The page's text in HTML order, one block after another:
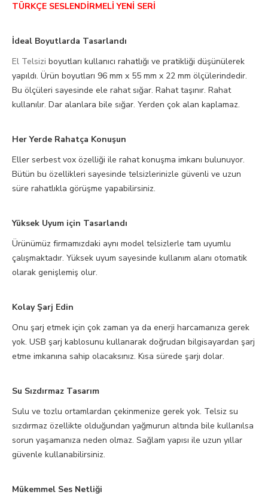
TÜRKÇE SESLENDİRMELİ YENİ SERİ
İdeal Boyutlarda Tasarlandı
El Telsizi boyutları kullanıcı rahatlığı ve pratikliği düşünülerek
yapıldı. Ürün boyutları 96 mm x 55 mm x 22 mm ölçülerindedir.
Bu ölçüleri sayesinde ele rahat sığar. Rahat taşınır. Rahat
kullanılır. Dar alanlara bile sığar. Yerden çok alan kaplamaz.
Her Yerde Rahatça Konuşun
Eller serbest vox özelliği ile rahat konuşma imkanı bulunuyor.
Bütün bu özellikleri sayesinde telsizlerinizle güvenli ve uzun
süre rahatlıkla görüşme yapabilirsiniz.
Yüksek Uyum için Tasarlandı
Ürünümüz firmamızdaki aynı model telsizlerle tam uyumlu
çalışmaktadır. Yüksek uyum sayesinde kullanım alanı otomatik
olarak genişlemiş olur.
Kolay Şarj Edin
Onu şarj etmek için çok zaman ya da enerji harcamanıza gerek
yok. USB şarj kablosunu kullanarak doğrudan bilgisayardan şarj
etme imkanına sahip olacaksınız. Kısa sürede şarjı dolar.
Su Sızdırmaz Tasarım
Sulu ve tozlu ortamlardan çekinmenize gerek yok. Telsiz su
sızdırmaz özellikte olduğundan yağmurun altında bile kullanılsa
sorun yaşamanıza neden olmaz. Sağlam yapısı ile uzun yıllar
güvenle kullanabilirsiniz.
Mükemmel Ses Netliği